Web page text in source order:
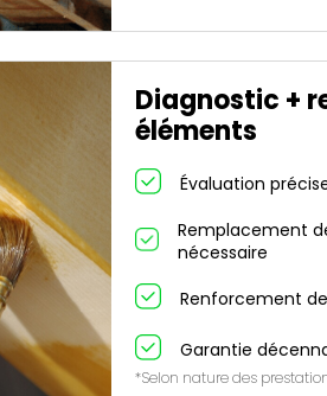
Diagnostic +
éléments
Évaluation
Remplacement
nécessaire
Renforcement
Garantie
*Selon nature des